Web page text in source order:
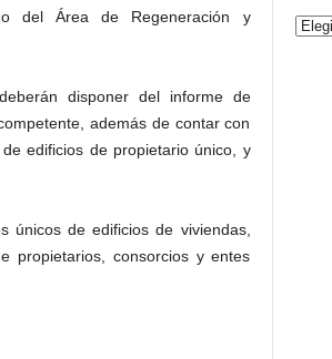
del Área de Regeneración y
disponer del informe de
además de contar con
edificios de propietario único, y
únicos de edificios de viviendas,
propietarios, consorcios y entes